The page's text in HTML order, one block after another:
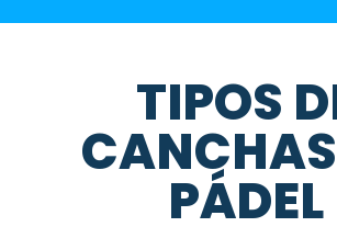
TIPOS
PÁDEL